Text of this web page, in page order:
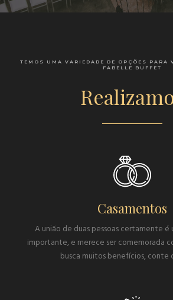
TEMOS UMA VARIEDADE DE OPÇÕES PARA
FABELLE BUFFET
Casamentos
A união de duas pessoas certamente
importante, e merece ser comemorada
busca muitos benefícios, conte